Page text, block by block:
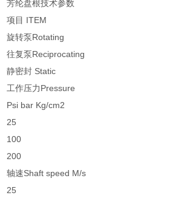
芳纶盘根技术参数
项目 ITEM
旋转泵Rotating
往复泵Reciprocating
静密封 Static
工作压力Pressure
Psi bar Kg/cm2
25
100
200
轴速Shaft speed M/s
25